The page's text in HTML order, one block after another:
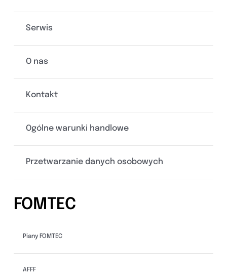
Serwis
O nas
Kontakt
Ogólne warunki handlowe
Przetwarzanie danych osobowych
FOMTEC
Piany FOMTEC
AFFF